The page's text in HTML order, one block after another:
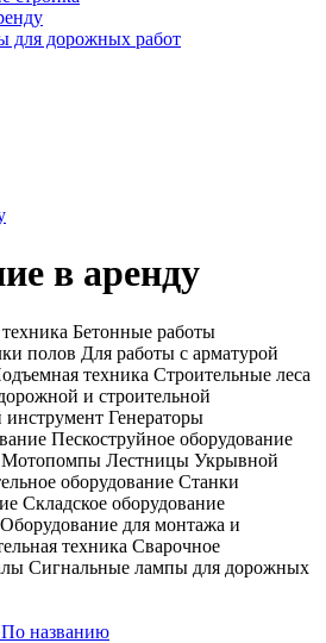
для дорожных работ
в аренду
Бетонные работы
полов Для работы с арматурой
техника Строительные леса
и строительной
Генераторы
Пескоструйное оборудование
Мотопомпы Лестницы Укрывной
оборудование Станки
Складское оборудование
для монтажа и
техника Сварочное
Сигнальные лампы для дорожных
По названию